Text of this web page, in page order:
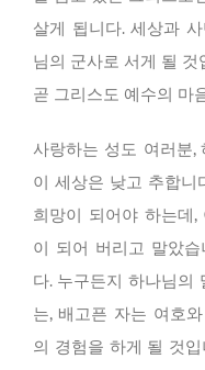
살게 됩니다. 세상과
님의 군사로 서게 될 것
곧 그리스도 예수의 마
사랑하는 성도 여러분,
이 세상은 낮고 추합니
희망이 되어야 하는데
이 되어 버리고 말았
다. 누구든지 하나님의
는, 배고픈 자는 여호
의 경험을 하게 될 것